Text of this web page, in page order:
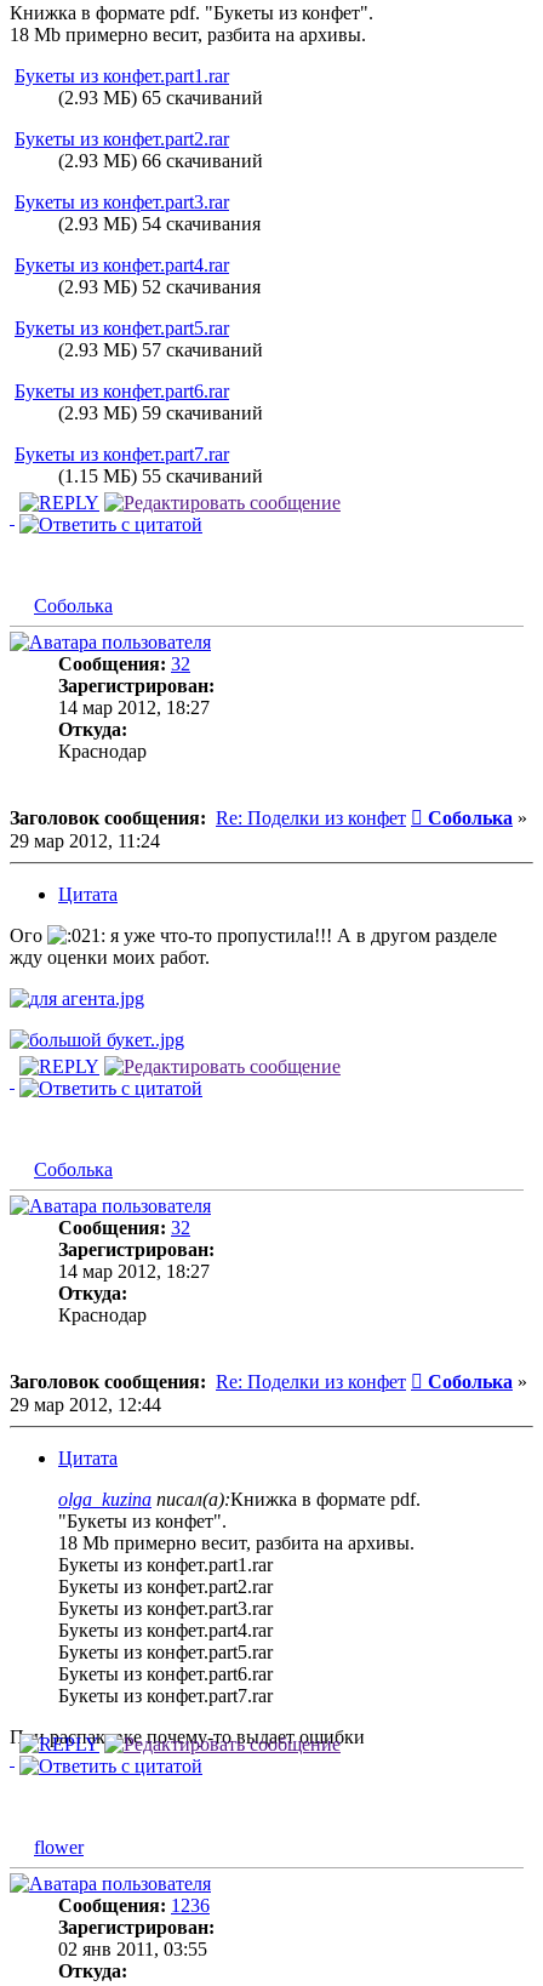
Книжка в формате pdf. "Букеты из конфет".
18 Mb примерно весит, разбита на архивы.
Букеты из конфет.part1.rar
(2.93 МБ) 65 скачиваний
Букеты из конфет.part2.rar
(2.93 МБ) 66 скачиваний
Букеты из конфет.part3.rar
(2.93 МБ) 54 скачивания
Букеты из конфет.part4.rar
(2.93 МБ) 52 скачивания
Букеты из конфет.part5.rar
(2.93 МБ) 57 скачиваний
Букеты из конфет.part6.rar
(2.93 МБ) 59 скачиваний
Букеты из конфет.part7.rar
(1.15 МБ) 55 скачиваний
Соболька
Сообщения: 32
Зарегистрирован:
14 мар 2012, 18:27
Откуда:
Краснодар
Заголовок сообщения: Re: Поделки из конфет Сообщение
Соболька »
29 мар 2012, 11:24
Цитата
Ого
я уже что-то пропустила!!! А в другом разделе
жду оценки моих работ.
Соболька
Сообщения: 32
Зарегистрирован:
14 мар 2012, 18:27
Откуда:
Краснодар
Заголовок сообщения: Re: Поделки из конфет Сообщение
Соболька »
29 мар 2012, 12:44
Цитата
olga_kuzina писал(а):Книжка в формате pdf.
"Букеты из конфет".
18 Mb примерно весит, разбита на архивы.
Букеты из конфет.part1.rar
Букеты из конфет.part2.rar
Букеты из конфет.part3.rar
Букеты из конфет.part4.rar
Букеты из конфет.part5.rar
Букеты из конфет.part6.rar
Букеты из конфет.part7.rar
При распаковке почему-то выдает ошибки
flower
Сообщения: 1236
Зарегистрирован:
02 янв 2011, 03:55
Откуда: